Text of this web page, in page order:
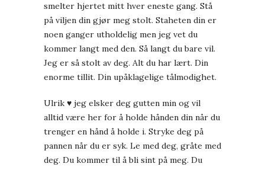
smelter hjertet mitt hver eneste gang. Stå
på viljen din gjør meg stolt. Staheten din er
noen ganger utholdelig men jeg vet du
kommer langt med den. Så langt du bare vil.
Jeg er så stolt av deg. Alt du har lært. Din
enorme tillit. Din upåklagelige tålmodighet.
Ulrik ♥ jeg elsker deg gutten min og vil
alltid være her for å holde hånden din når du
trenger en hånd å holde i. Stryke deg på
pannen når du er syk. Le med deg, gråte med
deg. Du kommer til å bli sint på meg. Du